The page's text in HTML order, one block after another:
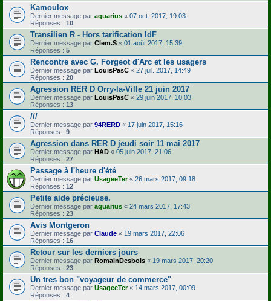
Kamoulox
Dernier message par aquarius « 07 oct. 2017, 19:03
Réponses : 10
Transilien R - Hors tarification IdF
Dernier message par Clem.S « 01 août 2017, 15:39
Réponses : 5
Rencontre avec G. Forgeot d'Arc et les usagers
Dernier message par LouisPasC « 27 juil. 2017, 14:49
Réponses : 20
Agression RER D Orry-la-Ville 21 juin 2017
Dernier message par LouisPasC « 29 juin 2017, 10:03
Réponses : 13
///
Dernier message par 94RERD « 17 juin 2017, 15:16
Réponses : 9
Agression dans RER D jeudi soir 11 mai 2017
Dernier message par HAD « 05 juin 2017, 21:06
Réponses : 27
Passage à l'heure d'été
Dernier message par UsageeTer« 26 mars 2017, 09:18
Réponses : 12
Petite aide précieuse.
Dernier message par aquarius « 24 mars 2017, 17:43
Réponses : 23
Avis Montgeron
Dernier message par Claude « 19 mars 2017, 22:06
Réponses : 16
Retour sur les derniers jours
Dernier message par RomainDesbois « 19 mars 2017, 20:20
Réponses : 23
Un tres bon "voyageur de commerce"
Dernier message par UsageeTer« 14 mars 2017, 00:09
Réponses : 4